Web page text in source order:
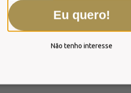
Eu quero!
Não tenho interesse
versatilidade. Além de possibilitarem